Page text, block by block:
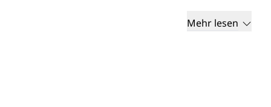
Mehr lesen